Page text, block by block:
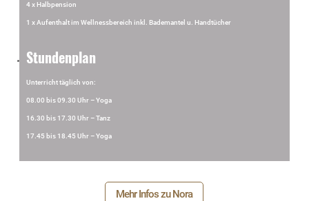
4 x Halbpension
1 x Aufenthalt im Wellnessbereich inkl. Bademantel u. Handtücher
Stundenplan
Unterricht täglich von:
08.00 bis 09.30 Uhr – Yoga
16.30 bis 17.30 Uhr – Tanz
17.45 bis 18.45 Uhr – Yoga
Mehr Infos zu Nora